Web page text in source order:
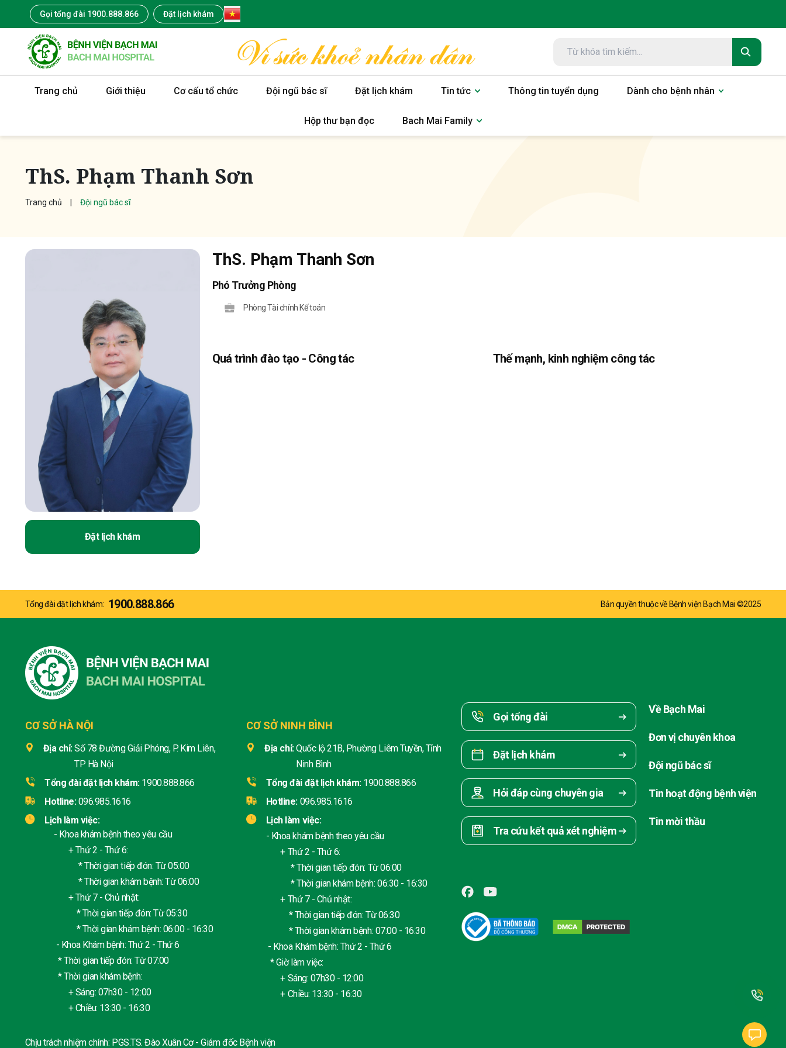
Gọi tổng đài 1900.888.866 Đặt lịch khám
Trang chủ Giới thiệu Cơ cấu tổ chức Đội ngũ bác sĩ Đặt lịch khám Tin tức Thông tin tuyển dụng Dành cho bệnh nhân
Hộp thư bạn đọc Bach Mai Family
ThS. Phạm Thanh Sơn
Trang chủ Đội ngũ bác sĩ
Đặt lịch khám
ThS. Phạm Thanh Sơn
Phó Trưởng Phòng
Phòng Tài chính Kế toán
Quá trình đào tạo - Công tác Thế mạnh, kinh nghiệm công tác
Tổng đài đặt lịch khám: 1900.888.866 Bản quyền thuộc về Bệnh viện Bạch Mai ©2025
CƠ SỞ HÀ NỘI
Địa chỉ:Số 78 Đường Giải Phóng, P. Kim Liên,
TP Hà Nội
Tổng đài đặt lịch khám: 1900.888.866
Hotline: 096.985.1616
Lịch làm việc:
- Khoa khám bệnh theo yêu cầu
+ Thứ 2 - Thứ 6:
* Thời gian tiếp đón: Từ 05:00
* Thời gian khám bệnh: Từ 06:00
+ Thứ 7 - Chủ nhật:
* Thời gian tiếp đón: Từ 05:30
* Thời gian khám bệnh: 06:00 - 16:30
- Khoa Khám bệnh: Thứ 2 - Thứ 6
* Thời gian tiếp đón: Từ 07:00
* Thời gian khám bệnh:
+ Sáng: 07h30 - 12:00
+ Chiều: 13:30 - 16:30
CƠ SỞ NINH BÌNH
Địa chỉ:Quốc lộ 21B, Phường Liêm Tuyền, Tỉnh
Ninh Bình
Tổng đài đặt lịch khám: 1900.888.866
Hotline: 096.985.1616
Lịch làm việc:
- Khoa khám bệnh theo yêu cầu
+ Thứ 2 - Thứ 6:
* Thời gian tiếp đón: Từ 06:00
* Thời gian khám bệnh: 06:30 - 16:30
+ Thứ 7 - Chủ nhật:
* Thời gian tiếp đón: Từ 06:30
* Thời gian khám bệnh: 07:00 - 16:30
- Khoa Khám bệnh: Thứ 2 - Thứ 6
* Giờ làm việc:
+ Sáng: 07h30 - 12:00
+ Chiều: 13:30 - 16:30
Chịu trách nhiệm chính: PGS.TS. Đào Xuân Cơ - Giám đốc Bệnh viện
Gọi tổng đài
Đặt lịch khám
Hỏi đáp cùng chuyên gia
Tra cứu kết quả xét nghiệm
Về Bạch Mai
Đơn vị chuyên khoa
Đội ngũ bác sĩ
Tin hoạt động bệnh viện
Tin mời thầu